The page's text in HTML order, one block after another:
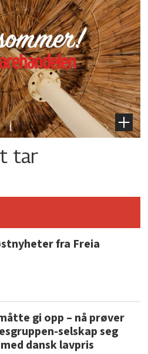
tar
fra Freia
gi opp – nå prøver
selskap seg
dansk lavpris